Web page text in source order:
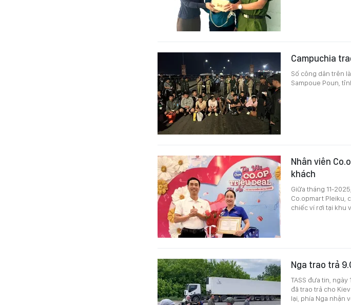
Campuchia
Số công dân trên
Sampoue Poun,
Nhân viên
khách
Giữa tháng 11-
Co.opmart Pleiku,
chiếc ví rơi tại khu
Nga trao trả
TASS đưa tin,
đã trao trả cho
lại, phía Nga nhận